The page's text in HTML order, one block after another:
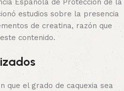
Española de Protección de la
estudios sobre la presencia
de creatina, razón que
contenido.
que el grado de caquexia sea